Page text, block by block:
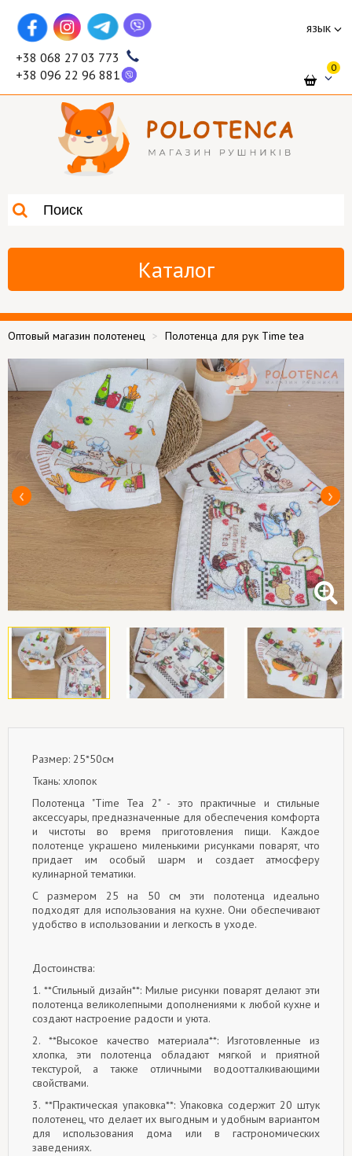
язык
+38 068 27 03 773
+38 096 22 96 881
0
Каталог
Оптовый магазин полотенец Полотенца для рук Time tea
Размер: 25*50см
Ткань: хлопок
Полотенца "Time Tea 2" - это практичные и стильные
аксессуары, предназначенные для обеспечения комфорта
и чистоты во время приготовления пищи. Каждое
полотенце украшено миленькими рисунками поварят, что
придает им особый шарм и создает атмосферу
кулинарной тематики.
С размером 25 на 50 см эти полотенца идеально
подходят для использования на кухне. Они обеспечивают
удобство в использовании и легкость в уходе.
Достоинства:
1. **Стильный дизайн**: Милые рисунки поварят делают эти
полотенца великолепными дополнениями к любой кухне и
создают настроение радости и уюта.
2. **Высокое качество материала**: Изготовленные из
хлопка, эти полотенца обладают мягкой и приятной
текстурой, а также отличными водоотталкивающими
свойствами.
3. **Практическая упаковка**: Упаковка содержит 20 штук
полотенец, что делает их выгодным и удобным вариантом
для использования дома или в гастрономических
заведениях.